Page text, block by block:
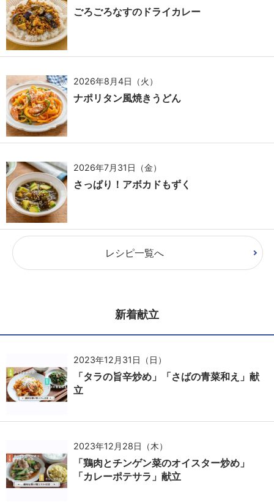
ごろごろなすのドライカレー
2026年8月4日（火）
ナポリタン風焼きうどん
2026年7月31日（金）
さっぱり！アボカドもずく
レシピ一覧へ
新着献立
2023年12月31日（日）
「タラの旨辛炒め」「さばの青菜和え」献
立
2023年12月28日（木）
「鶏肉とチンゲン菜のオイスター炒め」
「カレーポテサラ」献立